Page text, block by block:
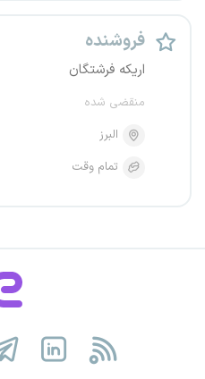
فروشنده
اریکه فرشتگان
منقضی شده
البرز
تمام وقت